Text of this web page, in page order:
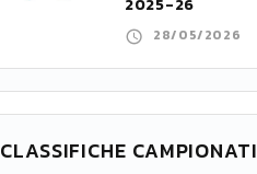
2025-26
28/05/2026
CLASSIFICHE CAMPIONATI